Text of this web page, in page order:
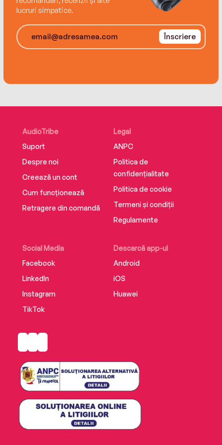
lucruri simpatice.
Înscriere
AudioTribe
Suport
Despre noi
Creează un cont
Cum funcționează
Retragere din comandă
Social Media
Facebook
LinkedIn
Instagram
TikTok
Descarcă app-ul
Android
iOS
Huawei
Legal
ANPC
Politica de
confidențialitate
Politica de cookie
Termeni și condiții
Regulamente